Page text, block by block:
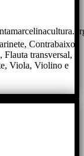
Contrabaixo
transversal,
Viola, Violino e